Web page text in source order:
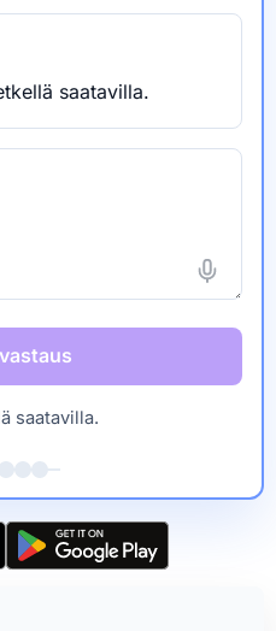
saatavilla.
saatavilla.